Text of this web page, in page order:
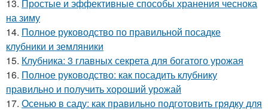
13. Простые и эффективные способы хранения чеснока
на зиму
14. Полное руководство по правильной посадке
клубники и земляники
15. Клубника: 3 главных секрета для богатого урожая
16. Полное руководство: как посадить клубнику
правильно и получить хороший урожай
17. Осенью в саду: как правильно подготовить грядку для